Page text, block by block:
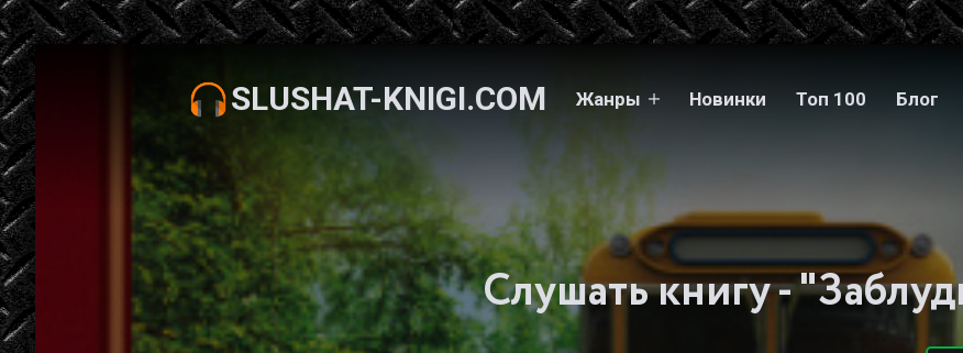
SLUSHAT-KNIGI.COM Жанры Новинки Топ 100 Блог